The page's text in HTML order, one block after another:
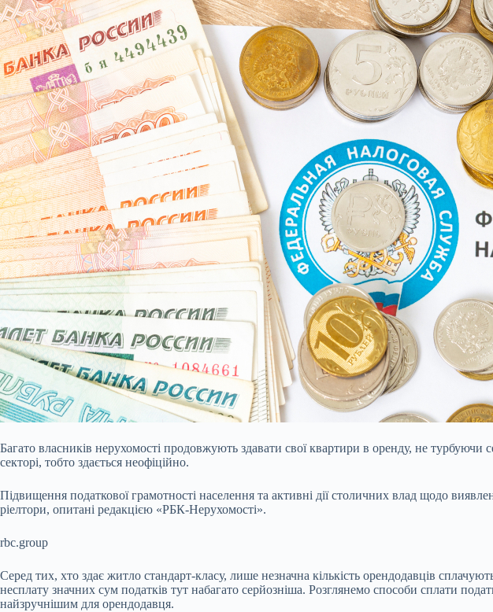
Багато власників нерухомості продовжують здавати свої квартири в оренду, не
секторі, тобто здається неофіційно.
Підвищення податкової грамотності населення та активні дії столичних влад щодо
ріелтори, опитані редакцією «РБК-Нерухомості».
rbc.group
Серед тих, хто здає житло стандарт-класу, лише незначна кількість орендодавців
несплату значних сум податків тут набагато серйозніша. Розглянемо способи сплати
найзручнішим для орендодавця.